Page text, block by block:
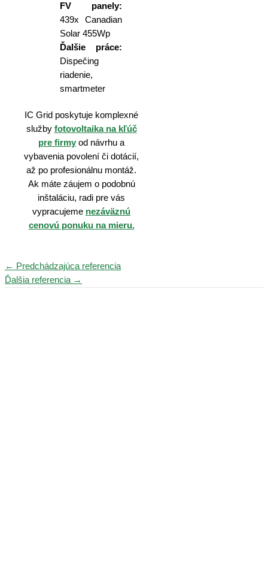
FV panely:
439x Canadian
Solar 455Wp
Ďalšie práce:
Dispečing
riadenie,
smartmeter
IC Grid poskytuje komplexné
služby fotovoltaika na kľúč
pre firmy od návrhu a
vybavenia povolení či dotácií,
až po profesionálnu montáž.
Ak máte záujem o podobnú
inštaláciu, radi pre vás
vypracujeme nezáväznú
cenovú ponuku na mieru.
Navigácia
v
← Predchádzajúca referencia
Ďalšia referencia →